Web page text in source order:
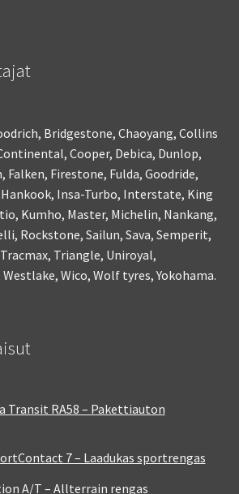
Bridgestone, Chaoyang, Collins
Cooper, Debica, Dunlop,
Falken, Firestone, Fulda, Goodride,
Hankook, Insa-Turbo, Interstate, King
Kumho, Master, Michelin, Nankang,
Rockstone, Sailun, Sava, Semperit,
Triangle, Uniroyal,
Wico, Wolf tyres, Yokohama.
Transit RA58 – Pakettiauton
7 – Laadukas sportrengas
A/T – Allterrain rengas